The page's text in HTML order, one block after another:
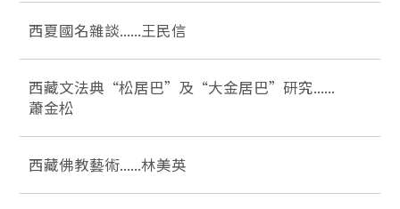
西夏國名雜談......王民信
西藏文法典“松居巴”及“大金居巴”研究......
蕭金松
西藏佛教藝術......林美英